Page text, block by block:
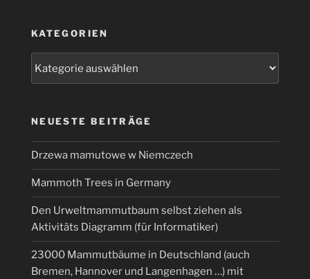
KATEGORIEN
NEUESTE BEITRÄGE
Drzewa mamutowe w Niemczech
Mammoth Trees in Germany
Den Urweltmammutbaum selbst ziehen als
Aktivitäts Diagramm (für Informatiker)
23000 Mammutbäume in Deutschland (auch
Bremen, Hannover und Langenhagen …) mit